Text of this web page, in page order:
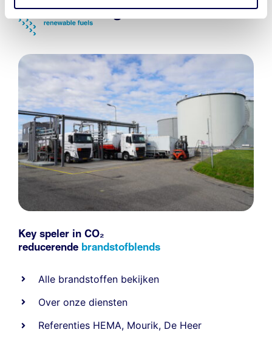
Key speler in CO₂
reducerende brandstofblends
Alle brandstoffen bekijken
Over onze diensten
Referenties HEMA, Mourik, De Heer